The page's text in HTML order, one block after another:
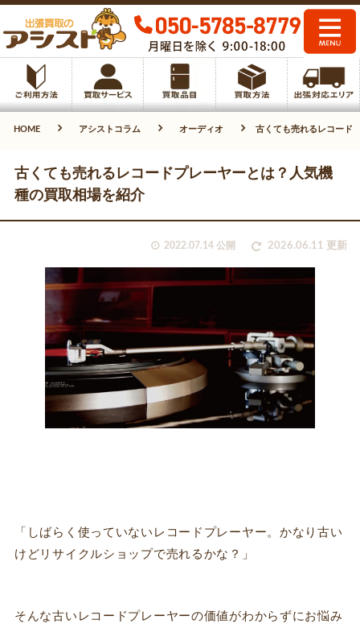
HOME アシストコラム オーディオ 古くても売れるレコード
古くても売れるレコードプレーヤーとは？人気機
種の買取相場を紹介
2022.07.14 公開 2026.06.11 更新
「しばらく使っていないレコードプレーヤー。かなり古い
けどリサイクルショップで売れるかな？」
そんな古いレコードプレーヤーの価値がわからずにお悩み